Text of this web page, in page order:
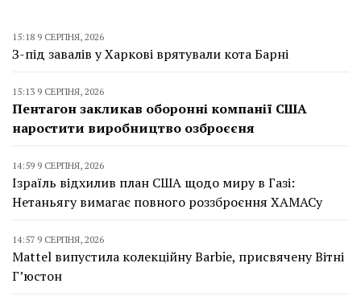
15:18 9 СЕРПНЯ, 2026
З-під завалів у Харкові врятували кота Барні
15:13 9 СЕРПНЯ, 2026
Пентагон закликав оборонні компанії США
наростити виробництво озброєєня
14:59 9 СЕРПНЯ, 2026
Ізраїль відхилив план США щодо миру в Газі:
Нетаньягу вимагає повного роззброєння ХАМАСу
14:57 9 СЕРПНЯ, 2026
Mattel випустила колекційну Barbie, присвячену Вітні
Г’юстон